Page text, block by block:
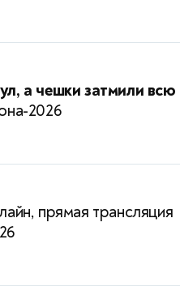
а чешки затмили всю
2026
прямая трансляция